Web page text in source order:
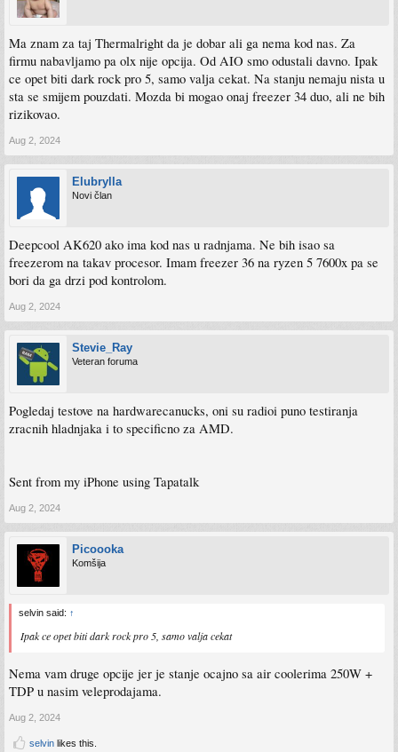
Ma znam za taj Thermalright da je dobar ali ga nema kod nas. Za
firmu nabavljamo pa olx nije opcija. Od AIO smo odustali davno. Ipak
ce opet biti dark rock pro 5, samo valja cekat. Na stanju nemaju nista u
sta se smijem pouzdati. Mozda bi mogao onaj freezer 34 duo, ali ne bih
rizikovao.
Aug 2, 2024
Elubrylla
Novi član
Deepcool AK620 ako ima kod nas u radnjama. Ne bih isao sa
freezerom na takav procesor. Imam freezer 36 na ryzen 5 7600x pa se
bori da ga drzi pod kontrolom.
Aug 2, 2024
Stevie_Ray
Veteran foruma
Pogledaj testove na hardwarecanucks, oni su radioi puno testiranja
zracnih hladnjaka i to specificno za AMD.
Sent from my iPhone using Tapatalk
Aug 2, 2024
Picoooka
Komšija
selvin said: ↑
Ipak ce opet biti dark rock pro 5, samo valja cekat
Nema vam druge opcije jer je stanje ocajno sa air coolerima 250W +
TDP u nasim veleprodajama.
Aug 2, 2024
selvin likes this.